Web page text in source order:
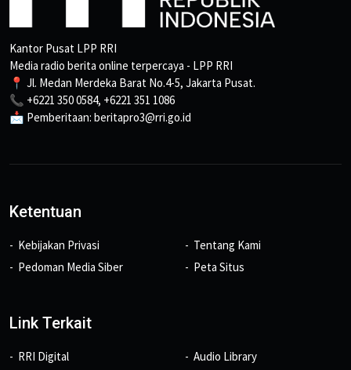
Kantor Pusat LPP RRI
Media radio berita online terpercaya - LPP RRI
📍 Jl. Medan Merdeka Barat No.4-5, Jakarta Pusat.
📞 +6221 350 0584, +6221 351 1086
📩 Pemberitaan: beritapro3@rri.go.id
Ketentuan
Kebijakan Privasi
Pedoman Media Siber
Tentang Kami
Peta Situs
Link Terkait
RRI Digital
Audio Library